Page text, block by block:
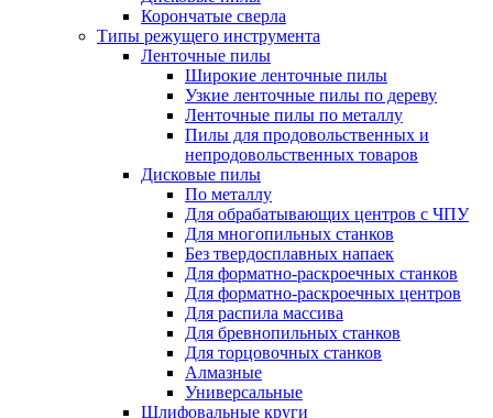
Корончатые сверла
Типы режущего инструмента
Ленточные пилы
Широкие ленточные пилы
Узкие ленточные пилы по дереву
Ленточные пилы по металлу
Пилы для продовольственных и
непродовольственных товаров
Дисковые пилы
По металлу
Для обрабатывающих центров с ЧПУ
Для многопильных станков
Без твердосплавных напаек
Для форматно-раскроечных станков
Для форматно-раскроечных центров
Для распила массива
Для бревнопильных станков
Для торцовочных станков
Алмазные
Универсальные
Шлифовальные круги